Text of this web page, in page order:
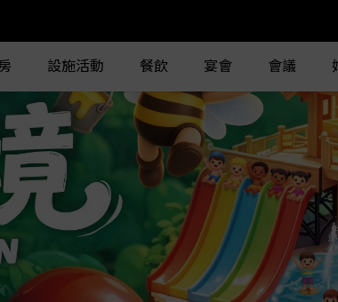
設施活動 餐飲 宴會 會議